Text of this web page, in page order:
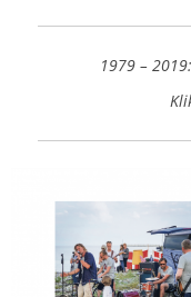
1979 – 2019: